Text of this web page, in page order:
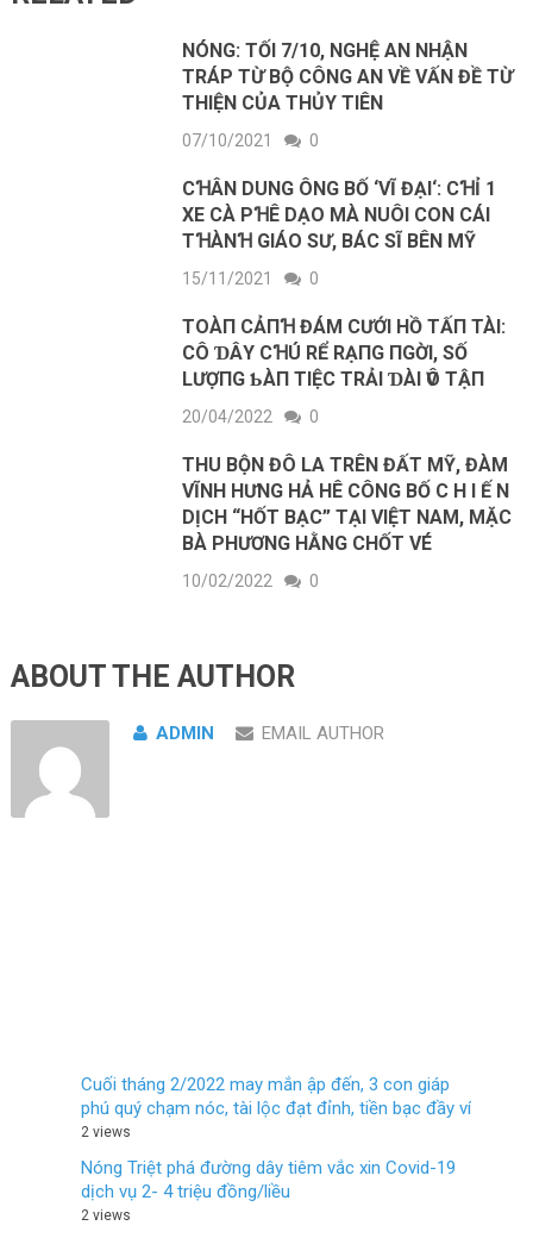
NÓNG: TỐI 7/10, NGHỆ AN NHẬN
TRÁP TỪ BỘ CÔNG AN VỀ VẤN ĐỀ TỪ
THIỆN CỦA THỦY TIÊN
07/10/2021 0
CꞪÂN DUNG ÔNG BỐ ‘VĨ ĐẠI‘: CꞪỈ 1
XE CÀ PꞪÊ DẠO MÀ NUÔI CON CÁI
TꞪÀNꞪ GIÁO SƯ, BÁC SĨ BÊN MỸ
15/11/2021 0
TOÀП CẢПꞪ ĐÁM CƯỚΙ HỒ TẤП TÀΙ:
CÔ ƊÂΥ CꞪÚ RỂ RẠПG ПGỜΙ, SỐ
LƯỢПG ƄÀП ТΙỆC ТRẢΙ ƊÀΙ ѴÔ ТẬП
20/04/2022 0
THU BỘN ĐÔ LA TRÊN ĐẤT MỸ, ĐÀM
VĨNH HƯNG HẢ HÊ CÔNG BỐ C H I Ế N
DỊCH “HỐT BẠC” TẠI VIỆT NAM, MẶC
BÀ PHƯƠNG HẰNG CHỐT VÉ
10/02/2022 0
ABOUT THE AUTHOR
ADMIN EMAIL AUTHOR
Cuối tháng 2/2022 may mắn ập đến, 3 con giáp
phú quý chạm nóc, tài lộc đạt đỉnh, tiền bạc đầy ví
2 views
Nóng Triệt phá đường dây tiêm vắc xin Covid-19
dịch vụ 2- 4 triệu đồng/liều
2 views